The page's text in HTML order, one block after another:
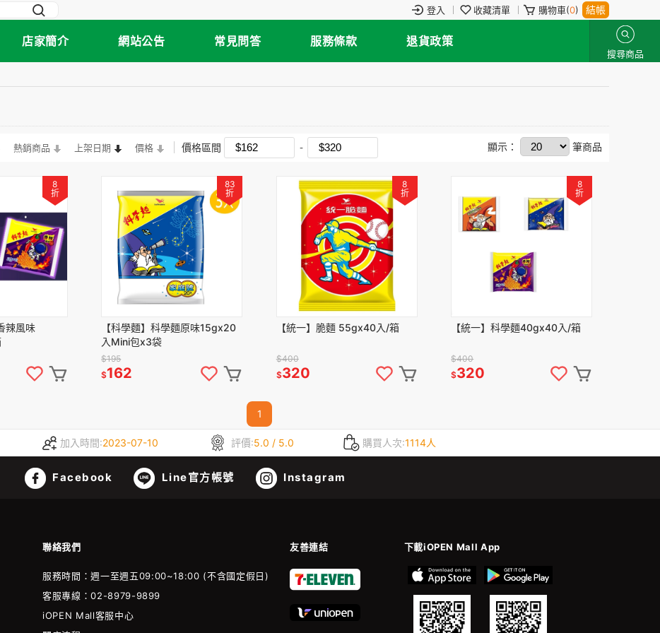
登入 收藏清單 購物車(0) 結帳
店家簡介 網站公告 常見問答 服務條款 退貨政策
搜尋商品
熱銷商品 上架日期 價格 價格區間 顯示： 筆商品
8
折
辣風味
83
折
【科學麵】科學麵原味15gx20
入Mini包x3袋
$195
$162
8
折
【統一】脆麵 55gx40入/箱
$400
$320
8
折
【統一】科學麵40gx40入/箱
$400
$320
1
加入時間:2023-07-10 評價:5.0 / 5.0 購買人次:1114人
Facebook Line官方帳號 Instagram
聯絡我們 友善連結 下載iOPEN Mall App
服務時間：週一至週五09:00~18:00 (不含國定假日)
客服專線：02-8979-9899
iOPEN Mall客服中心